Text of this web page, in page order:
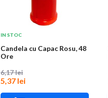
IN STOC
Candela cu Capac Rosu, 48
Ore
6,17 lei
5,37 lei